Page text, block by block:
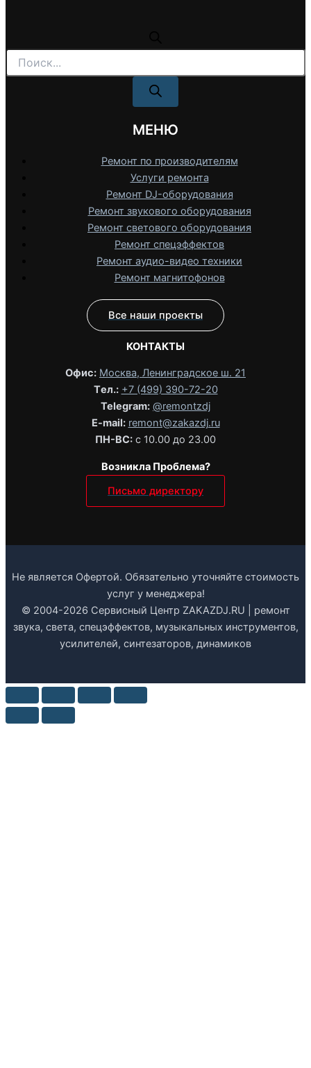
Поиск
товаров
МЕНЮ
Ремонт по производителям
Услуги ремонта
Ремонт DJ-оборудования
Ремонт звукового оборудования
Ремонт светового оборудования
Ремонт спецэффектов
Ремонт аудио-видео техники
Ремонт магнитофонов
Все наши проекты
КОНТАКТЫ
Офис: Москва, Ленинградское ш. 21
Tел.: +7 (499) 390-72-20
Telegram: @remontzdj‬
E-mail: remont@zakazdj.ru
ПН-ВС: с 10.00 до 23.00
Возникла Проблема?
Письмо директору
Не является Офертой. Обязательно уточняйте стоимость
услуг у менеджера!
© 2004-2026 Сервисный Центр ZAKAZDJ.RU | ремонт
звука, света, спецэффектов, музыкальных инструментов,
усилителей, синтезаторов, динамиков